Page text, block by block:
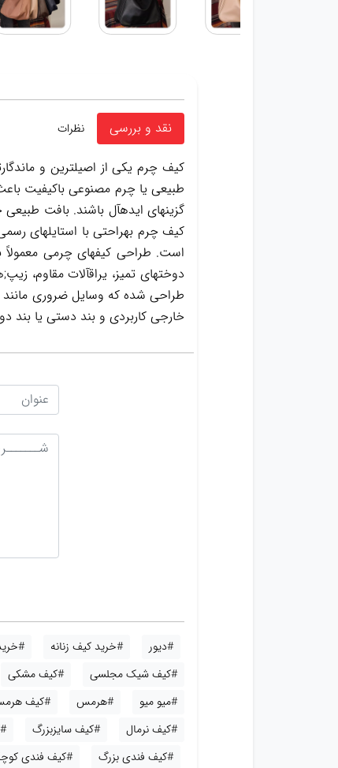
نقد و بررسی نظرات
کیف چرم یکی از اصیلترین و
طبیعی یا چرم مصنوعی باکیفیت
گزینهای ایدهآل باشند. بافت
کیف چرم بهراحتی با استایلهای
است. طراحی کیفهای چرمی
دوختهای تمیز، یراقآلات مقاوم،
طراحی شده که وسایل ضروری مانند
خارجی کاربردی و بند دستی یا بند
#دیور #خرید کیف زنانه
#کیف شیک مجلسی
#کیف مشکی
#میو میو
#هرمس #کیف
#کیف نرمال
#کیف سایزبزرگ
#کیف فندی بزرگ
#کیف فندی